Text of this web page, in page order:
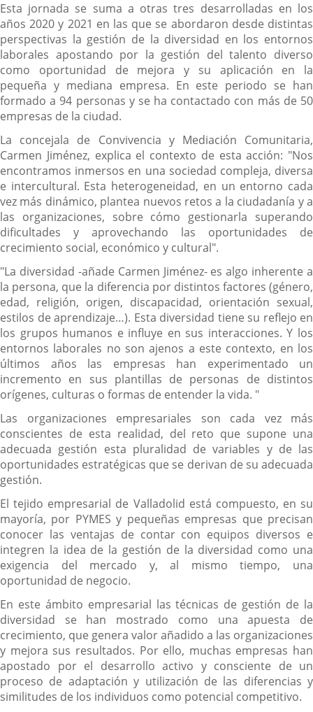
Esta jornada se suma a otras tres desarrolladas en los
años 2020 y 2021 en las que se abordaron desde distintas
perspectivas la gestión de la diversidad en los entornos
laborales apostando por la gestión del talento diverso
como oportunidad de mejora y su aplicación en la
pequeña y mediana empresa. En este periodo se han
formado a 94 personas y se ha contactado con más de 50
empresas de la ciudad.
La concejala de Convivencia y Mediación Comunitaria,
Carmen Jiménez, explica el contexto de esta acción: "Nos
encontramos inmersos en una sociedad compleja, diversa
e intercultural. Esta heterogeneidad, en un entorno cada
vez más dinámico, plantea nuevos retos a la ciudadanía y a
las organizaciones, sobre cómo gestionarla superando
dificultades y aprovechando las oportunidades de
crecimiento social, económico y cultural".
"La diversidad -añade Carmen Jiménez- es algo inherente a
la persona, que la diferencia por distintos factores (género,
edad, religión, origen, discapacidad, orientación sexual,
estilos de aprendizaje…). Esta diversidad tiene su reflejo en
los grupos humanos e influye en sus interacciones. Y los
entornos laborales no son ajenos a este contexto, en los
últimos años las empresas han experimentado un
incremento en sus plantillas de personas de distintos
orígenes, culturas o formas de entender la vida. "
Las organizaciones empresariales son cada vez más
conscientes de esta realidad, del reto que supone una
adecuada gestión esta pluralidad de variables y de las
oportunidades estratégicas que se derivan de su adecuada
gestión.
El tejido empresarial de Valladolid está compuesto, en su
mayoría, por PYMES y pequeñas empresas que precisan
conocer las ventajas de contar con equipos diversos e
integren la idea de la gestión de la diversidad como una
exigencia del mercado y, al mismo tiempo, una
oportunidad de negocio.
En este ámbito empresarial las técnicas de gestión de la
diversidad se han mostrado como una apuesta de
crecimiento, que genera valor añadido a las organizaciones
y mejora sus resultados. Por ello, muchas empresas han
apostado por el desarrollo activo y consciente de un
proceso de adaptación y utilización de las diferencias y
similitudes de los individuos como potencial competitivo.